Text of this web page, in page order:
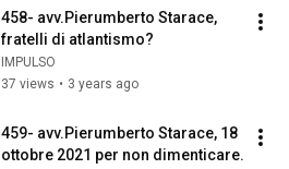
458- avv.Pierumberto Starace,
fratelli di atlantismo?
IMPULSO
37 views • 3 years ago
459- avv.Pierumberto Starace, 18
ottobre 2021 per non dimenticare.